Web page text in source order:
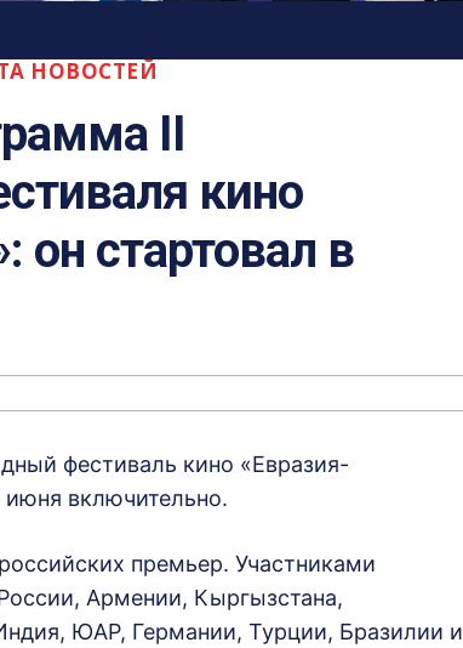
НОВОСТЕЙ
II
кино
он стартовал в
фестиваль кино «Евразия-
июня включительно.
премьер. Участниками
Армении, Кыргызстана,
ЮАР, Германии, Турции, Бразилии и